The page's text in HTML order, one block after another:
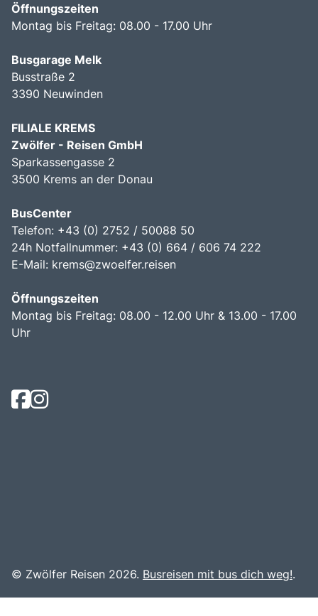
Öffnungszeiten
Montag bis Freitag: 08.00 - 17.00 Uhr
Busgarage Melk
Busstraße 2
3390 Neuwinden
FILIALE KREMS
Zwölfer - Reisen GmbH
Sparkassengasse 2
3500 Krems an der Donau
BusCenter
Telefon: +43 (0) 2752 / 50088 50
24h Notfallnummer: +43 (0) 664 / 606 74 222
E-Mail: krems@zwoelfer.reisen
Öffnungszeiten
Montag bis Freitag: 08.00 - 12.00 Uhr & 13.00 - 17.00
Uhr
© Zwölfer Reisen 2026. Busreisen mit bus dich weg!.